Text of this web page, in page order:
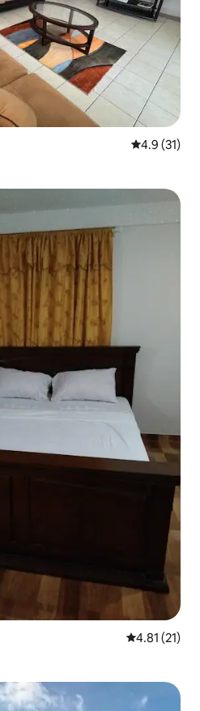
從 31 則評
4.9 (31)
從 21 則評價
4.81 (21)